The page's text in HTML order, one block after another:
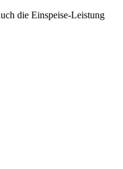
die Einspeise-Leistung